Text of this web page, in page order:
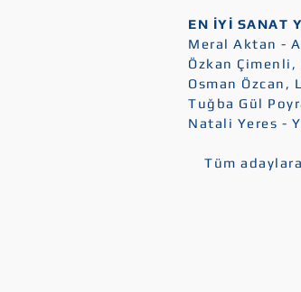
EN İYİ SANAT
Meral Aktan -
Özkan
Osman Özcan,
Tuğba Gül
Natali Yeres -
Tüm